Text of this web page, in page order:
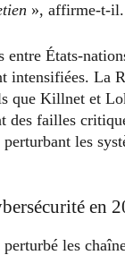
», affirme-t-il.
entre États-
intensifiées. La
que Killnet et
des failles
les
en
les